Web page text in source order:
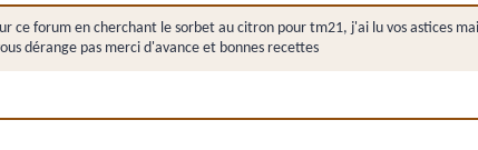
ce forum en cherchant le sorbet au citron pour tm21, j'ai lu vos astices
dérange pas merci d'avance et bonnes recettes